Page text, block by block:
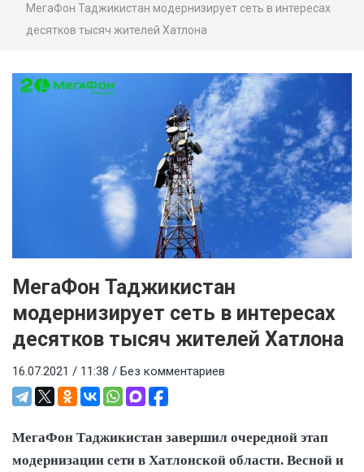
МегаФон Таджикистан модернизирует сеть в интересах
десятков тысяч жителей Хатлона
МегаФон Таджикистан
модернизирует сеть в интересах
десятков тысяч жителей Хатлона
16.07.2021 / 11:38 / Без комментариев
МегаФон Таджикистан завершил очередной этап
модернизации сети в Хатлонской области. Весной и